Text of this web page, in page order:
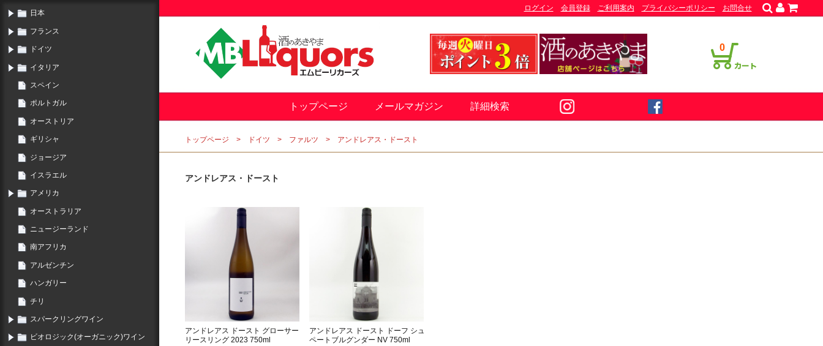
日本
フランス
ドイツ
イタリア
スペイン
ポルトガル
オーストリア
ギリシャ
ジョージア
イスラエル
アメリカ
オーストラリア
ニュージーランド
南アフリカ
アルゼンチン
ハンガリー
チリ
スパークリングワイン
ビオロジック(オーガニック)ワイン
0
ログイン 会員登録 ご利用案内 プライバシーポリシー お問合せ
トップページ メールマガジン 詳細検索
トップページ ドイツ ファルツ アンドレアス・ドースト
アンドレアス・ドースト
アンドレアス ドースト グローサー
リースリング 2023 750ml
アンドレアス ドースト ドーフ シュ
ペートブルグンダー NV 750ml